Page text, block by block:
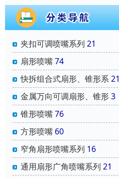
夹扣可调喷嘴系列 21
扇形喷嘴74
快拆组合式扇形、锥形系21
金属万向可调扇形、锥形3
锥形喷嘴76
方形喷嘴 60
窄角扇形喷嘴系列 16
通用扇形广角喷嘴系列 21